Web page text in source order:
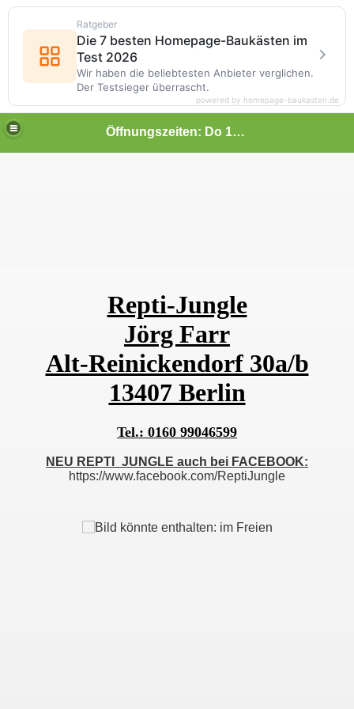
Öffnungszeiten: Do 14 - 17 Uhr !!! Mo, Di, Mi, Fr geschlossen ! ! ! ! ! ! Sa 10 Uhr - 13 Uhr
Repti-Jungle
Jörg Farr
Alt-Reinickendorf 30a/b
13407 Berlin
Tel.: 0160 99046599
NEU REPTI_JUNGLE auch bei FACEBOOK:
https://www.facebook.com/ReptiJungle
Ratgeber
Die 7 besten Homepage-Baukästen im
Test 2026
Wir haben die beliebtesten Anbieter verglichen.
Der Testsieger überrascht.
powered by homepage-baukasten.de